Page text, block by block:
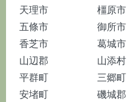
天理市
橿原市
五條市
御所市
香芝市
葛城市
山辺郡
山添村
平群町
三郷町
安堵町
磯城郡